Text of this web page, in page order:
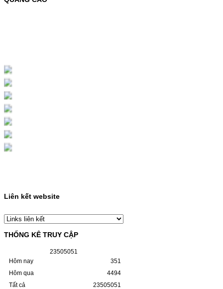
Chọn mua
HỘP MỰC MÀU SAMSUNG
CLT-403S CHO DÒNG MÁY
SL-C435/C436
HỘP MỰC MÀU SAMSUNG CLT-403S CHO
DÒNG MÁY SL-C435/C436MÃ HỘP MỰC:-
Samsung CLT-403S- Loại mực: Mực in laser
màuSỬ DỤNG CHO MÁY IN:- Samsung SL-
HỘP MỰC HP 110A
(W1110A) CHO DÒNG MÁY
LBP 243/MF 461DW
HỘP MỰC HP 110A (W1110A) CHO DÒNG
MÁY LBP 243/MF 461DWMÃ HỘP MỰC:-
Hộp mực HP 110A (W1110A)- Loại mực:
Mực in laser trắng đenSỬ DỤNG CHO MÁY
IN:- HP…
Liên kết website
THỐNG KÊ TRUY CẬP
23505051
Hôm nay
Hôm qua
Tất cả
351
4494
23505051